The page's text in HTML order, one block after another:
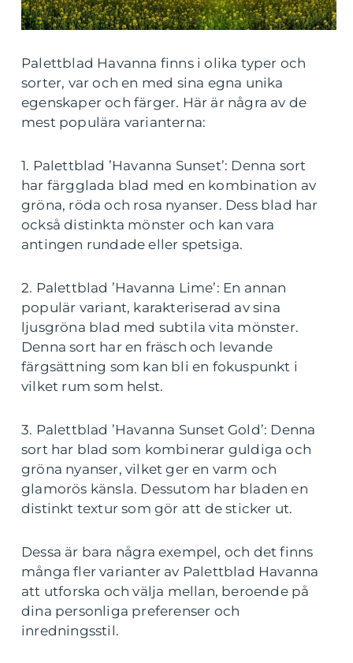
Palettblad Havanna finns i olika typer och
sorter, var och en med sina egna unika
egenskaper och färger. Här är några av de
mest populära varianterna:
1. Palettblad ’Havanna Sunset’: Denna sort
har färgglada blad med en kombination av
gröna, röda och rosa nyanser. Dess blad har
också distinkta mönster och kan vara
antingen rundade eller spetsiga.
2. Palettblad ’Havanna Lime’: En annan
populär variant, karakteriserad av sina
ljusgröna blad med subtila vita mönster.
Denna sort har en fräsch och levande
färgsättning som kan bli en fokuspunkt i
vilket rum som helst.
3. Palettblad ’Havanna Sunset Gold’: Denna
sort har blad som kombinerar guldiga och
gröna nyanser, vilket ger en varm och
glamorös känsla. Dessutom har bladen en
distinkt textur som gör att de sticker ut.
Dessa är bara några exempel, och det finns
många fler varianter av Palettblad Havanna
att utforska och välja mellan, beroende på
dina personliga preferenser och
inredningsstil.